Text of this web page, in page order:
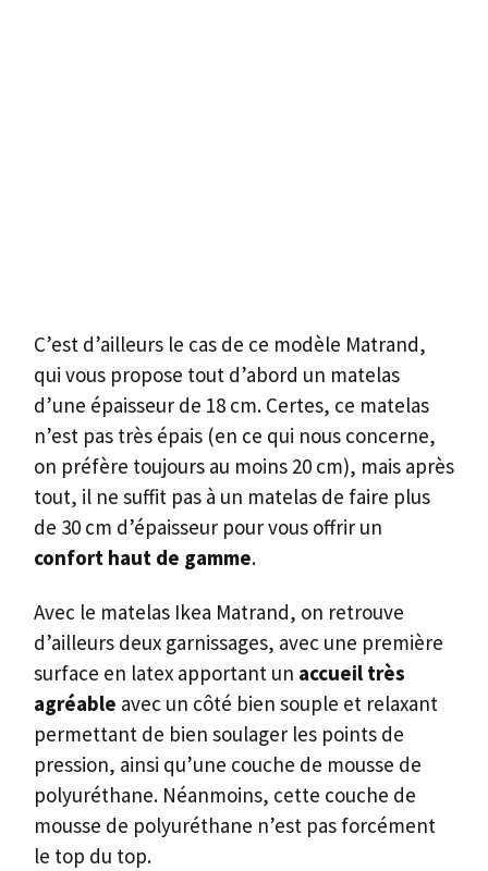
C’est d’ailleurs le cas de ce modèle Matrand,
qui vous propose tout d’abord un matelas
d’une épaisseur de 18 cm. Certes, ce matelas
n’est pas très épais (en ce qui nous concerne,
on préfère toujours au moins 20 cm), mais après
tout, il ne suffit pas à un matelas de faire plus
de 30 cm d’épaisseur pour vous offrir un
confort haut de gamme.
Avec le matelas Ikea Matrand, on retrouve
d’ailleurs deux garnissages, avec une première
surface en latex apportant un accueil très
agréable avec un côté bien souple et relaxant
permettant de bien soulager les points de
pression, ainsi qu’une couche de mousse de
polyuréthane. Néanmoins, cette couche de
mousse de polyuréthane n’est pas forcément
le top du top.